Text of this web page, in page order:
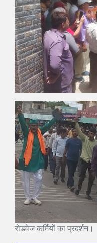
रोडवेज कर्मियों का प्रदर्शन।